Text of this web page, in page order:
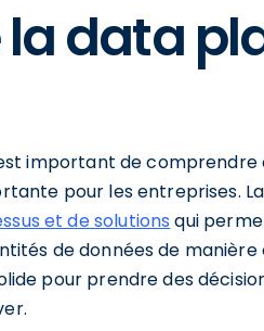
data
important de
pour les entreprises.
et de solutions qui
de données de
pour prendre des